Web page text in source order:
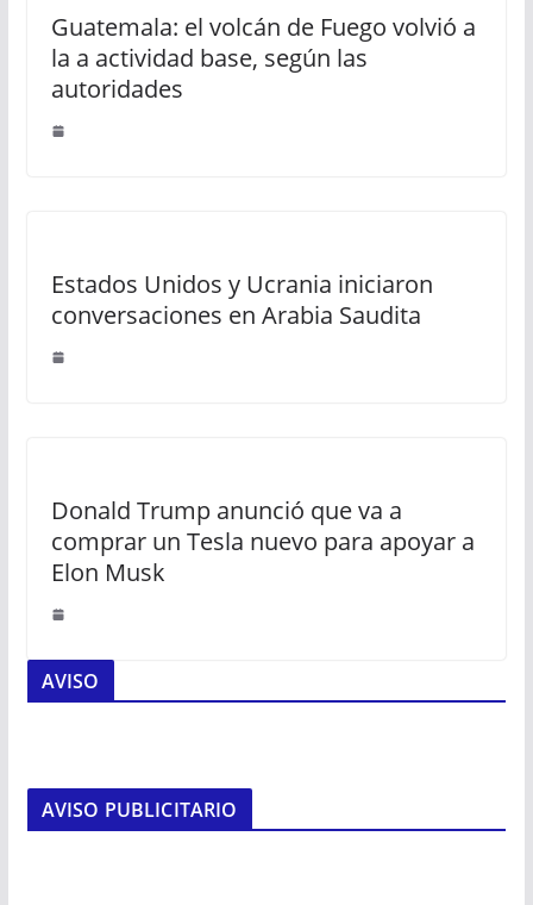
Guatemala: el volcán de Fuego volvió a
la a actividad base, según las
autoridades
Estados Unidos y Ucrania iniciaron
conversaciones en Arabia Saudita
Donald Trump anunció que va a
comprar un Tesla nuevo para apoyar a
Elon Musk
AVISO
AVISO PUBLICITARIO